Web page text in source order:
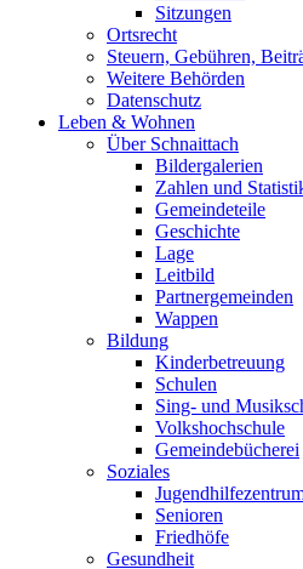
Sitzungen
Ortsrecht
Steuern, Gebühren,
Weitere Behörden
Datenschutz
Leben & Wohnen
Über Schnaittach
Bildergalerien
Zahlen und
Gemeindeteile
Geschichte
Lage
Leitbild
Partnergemeinden
Wappen
Bildung
Kinderbetreuung
Schulen
Sing- und
Volkshochschule
Gemeindebücherei
Soziales
Senioren
Friedhöfe
Gesundheit